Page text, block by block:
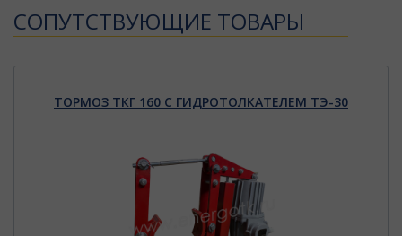
CОПУТСТВУЮЩИЕ ТОВАРЫ
ТОРМОЗ ТКГ 160 С ГИДРОТОЛКАТЕЛЕМ ТЭ-30